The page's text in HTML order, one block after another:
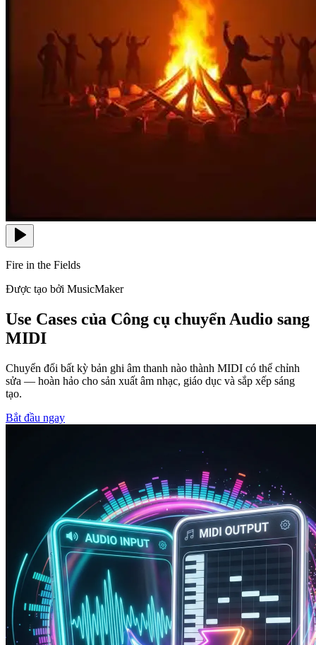
Fire in the Fields
Được tạo bởi MusicMaker
Use Cases của Công cụ chuyển Audio sang
MIDI
Chuyển đổi bất kỳ bản ghi âm thanh nào thành MIDI có thể chỉnh
sửa — hoàn hảo cho sản xuất âm nhạc, giáo dục và sắp xếp sáng
tạo.
Bắt đầu ngay